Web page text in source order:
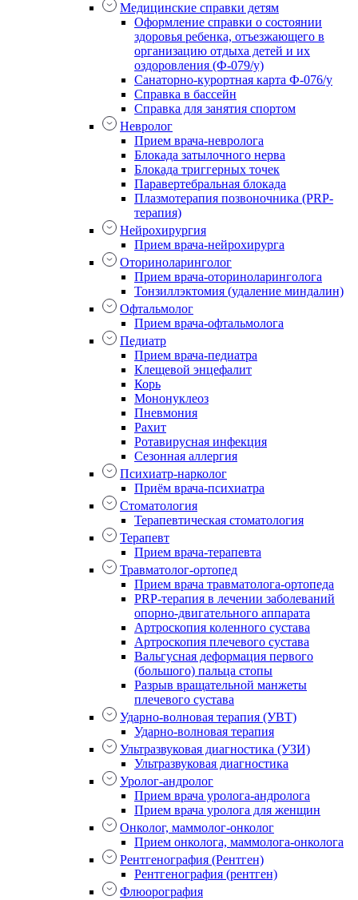
Медицинские справки детям
Оформление справки о состоянии
здоровья ребенка, отъезжающего в
организацию отдыха детей и их
оздоровления (Ф-079/у)
Санаторно-курортная карта Ф-076/у
Справка в бассейн
Справка для занятия спортом
Невролог
Прием врача-невролога
Блокада затылочного нерва
Блокада триггерных точек
Паравертебральная блокада
Плазмотерапия позвоночника (PRP-
терапия)
Нейрохирургия
Прием врача-нейрохирурга
Оториноларинголог
Прием врача-оториноларинголога
Тонзиллэктомия (удаление миндалин)
Офтальмолог
Прием врача-офтальмолога
Педиатр
Прием врача-педиатра
Клещевой энцефалит
Корь
Мононуклеоз
Пневмония
Рахит
Ротавирусная инфекция
Сезонная аллергия
Психиатр-нарколог
Приём врача-психиатра
Стоматология
Терапевтическая стоматология
Терапевт
Прием врача-терапевта
Травматолог-ортопед
Прием врача травматолога-ортопеда
PRP-терапия в лечении заболеваний
опорно-двигательного аппарата
Артроскопия коленного сустава
Артроскопия плечевого сустава
Вальгусная деформация первого
(большого) пальца стопы
Разрыв вращательной манжеты
плечевого сустава
Ударно-волновая терапия (УВТ)
Ударно-волновая терапия
Ультразвуковая диагностика (УЗИ)
Ультразвуковая диагностика
Уролог-андролог
Прием врача уролога-андролога
Прием врача уролога для женщин
Онколог, маммолог-онколог
Прием онколога, маммолога-онколога
Рентгенография (Рентген)
Рентгенография (рентген)
Флюорография